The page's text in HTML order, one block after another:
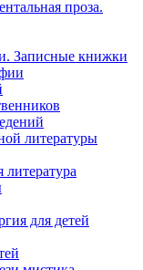
проза.
Записные книжки
литературы
литература
для детей